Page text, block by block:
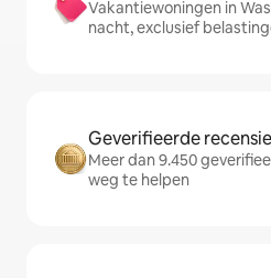
Vakantiewoningen in
nacht, exclusief
Geverifieerde
Meer dan 9.450
weg te helpen